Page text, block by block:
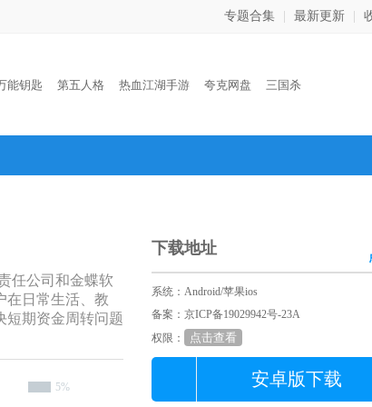
专题合集 最新更新
能钥匙 第五人格 热血江湖手游 夸克网盘 三国杀
任公司和金蝶软
在日常生活、教
短期资金周转问题
5%
下载地址
系统：Android/苹果ios
备案：京ICP备19029942号-23A
权限：
点击查看
安卓版下载